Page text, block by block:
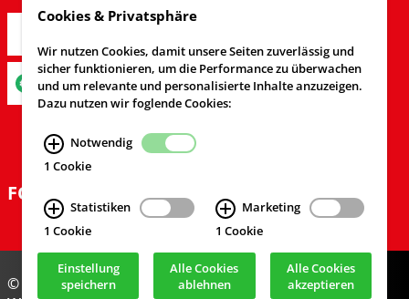
FOLGEN SIE UNS
© Feuerwehrversand 2024
Cookies & Privatsphäre
Wir nutzen Cookies, damit unsere Seiten zuverlässig und
sicher funktionieren, um die Performance zu überwachen
und um relevante und personalisierte Inhalte anzuzeigen.
Dazu nutzen wir foglende Cookies:
Notwendig
1 Cookie
Statistiken
1 Cookie
Marketing
1 Cookie
Einstellung
speichern
Alle Cookies
ablehnen
Alle Cookies
akzeptieren